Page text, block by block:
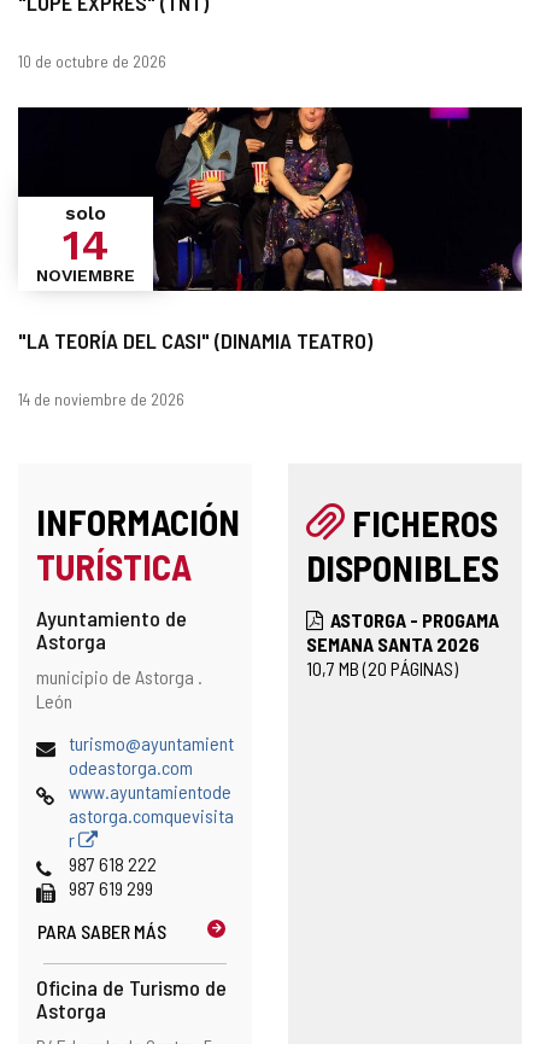
Fechas
10 de octubre de 2026
"LA TEORÍA DEL CASI" (DINAMIA TEATRO)
solo
14
NOVIEMBRE
Fechas
14 de noviembre de 2026
INFORMACIÓN
TURÍSTICA
Ayuntamiento de
Astorga
Dirección
Dirección
postal
municipio de Astorga .
León
Dirección
correo
electrónico
turismo@ayuntamient
odeastorga.com
Página
Web
www.ayuntamientode
astorga.comquevisita
r
Teléfonos
987 618 222
Fax 987 619 299
PARA SABER MÁS
Oficina de Turismo de
Astorga
FICHEROS
DISPONIBLES
ASTORGA - PROGAMA
SEMANA SANTA 2026
10,7 MB(20 PÁGINAS)